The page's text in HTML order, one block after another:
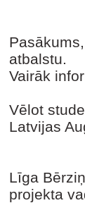
atbalstu.
Vairāk
Vēlot
Latvijas
Līga
projekta